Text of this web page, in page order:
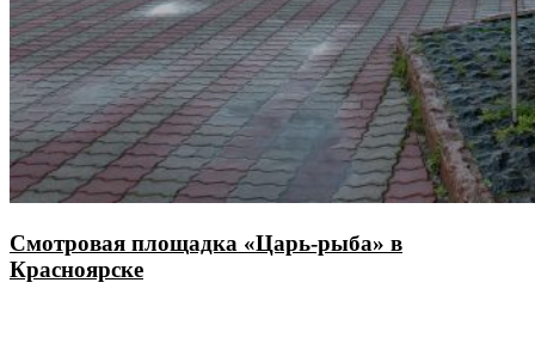
Смотровая площадка «Царь-рыба» в
Красноярске